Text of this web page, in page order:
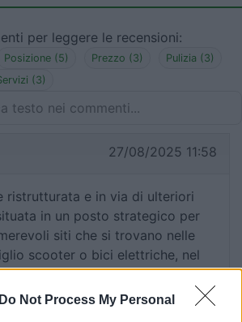
Do Not Process My Personal
per leggere le recensioni:
Posizione (5) Prezzo (3)
Pulizia (3)
(3)
27/08/2025 11:58
ristrutturata e in via di ulteriori
in un posto strategico per
siti che si trovano nelle
scooter o bici elettriche, nel
si ammira tanto. L'area è
ben fornito, farmacia,
per qualità/prezzo. Sono tornato